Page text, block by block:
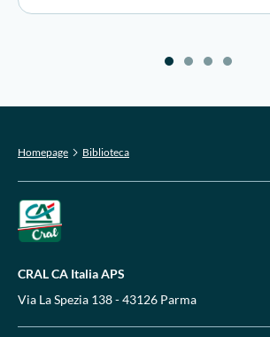
Homepage Biblioteca
CRAL CA Italia APS
Via La Spezia 138 - 43126 Parma